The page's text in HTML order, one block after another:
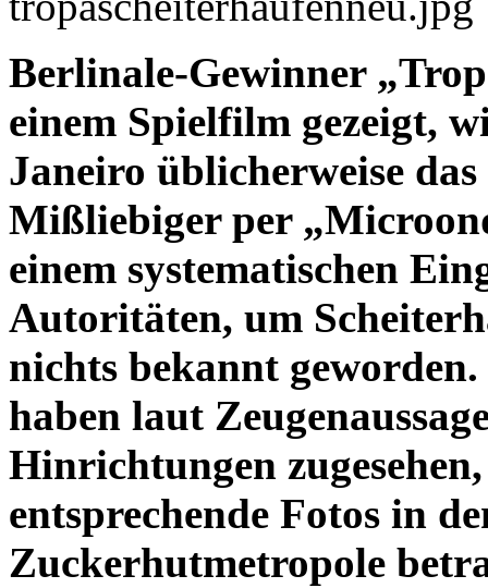
Berlinale-Gewinner
einem Spielfilm gezeigt,
Janeiro üblicherweise
Mißliebiger per
einem systematischen
Autoritäten, um
nichts bekannt
haben laut
Hinrichtungen
entsprechende Fotos in
Zuckerhutmetropole